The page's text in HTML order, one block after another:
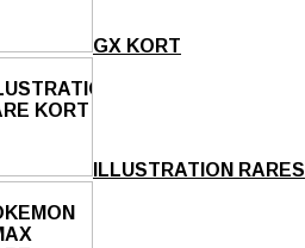
GX KORT
ILLUSTRATION RARES